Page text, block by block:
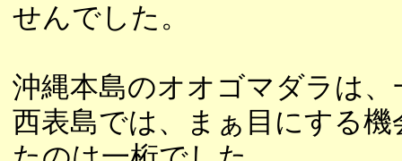
せんでした。
沖縄本島のオオゴマダラは
西表島では、まぁ目にする